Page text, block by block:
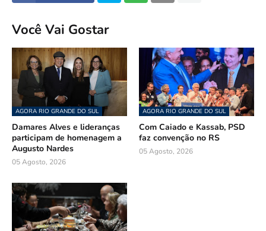
Você Vai Gostar
AGORA RIO GRANDE DO SUL
Damares Alves e lideranças
participam de homenagem a
Augusto Nardes
05 Agosto, 2026
AGORA RIO GRANDE DO SUL
Com Caiado e Kassab, PSD
faz convenção no RS
05 Agosto, 2026